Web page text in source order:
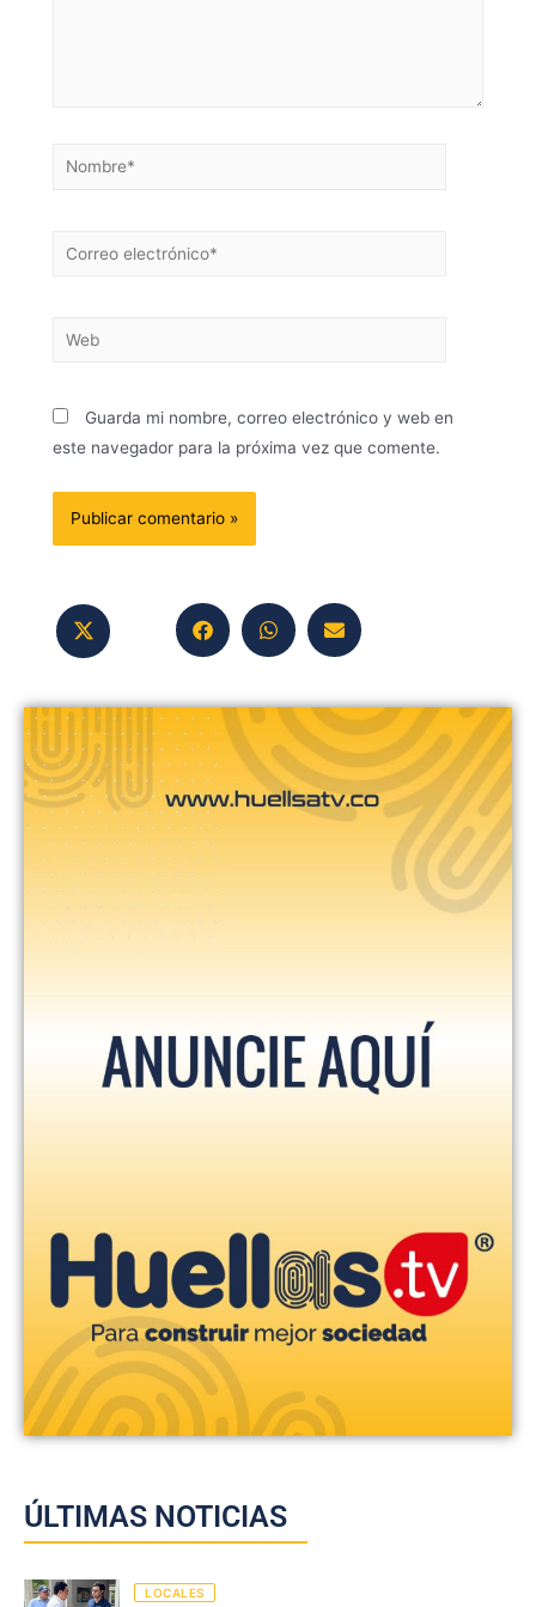
Guarda mi nombre, correo electrónico y web en
este navegador para la próxima vez que comente.
ÚLTIMAS NOTICIAS
LOCALES